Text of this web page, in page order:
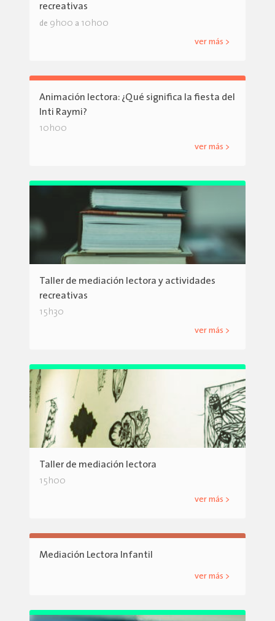
recreativas
de 9h00 a 10h00
ver más >
Animación lectora: ¿Qué significa la fiesta del
Inti Raymi?
10h00
ver más >
Taller de mediación lectora y actividades
recreativas
15h30
ver más >
Taller de mediación lectora
15h00
ver más >
Mediación Lectora Infantil
ver más >